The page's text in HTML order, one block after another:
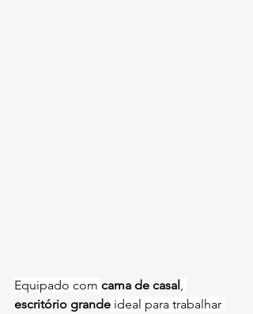
Equipado com cama de casal,
escritório grande ideal para trabalhar